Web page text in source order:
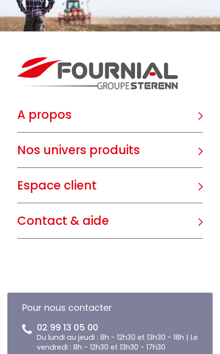
A propos
Nos univers produits
Espace client
Contact & aide
Pour nous contacter
02 99 13 05 00
Du lundi au jeudi : 8h - 12h30 et 13h30 - 18h | Le
vendredi : 8h - 12h30 et 13h30 - 17h30